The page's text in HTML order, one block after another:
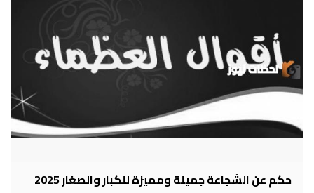
حكم عن الشجاعة جميلة ومميزة للكبار والصغار 2025